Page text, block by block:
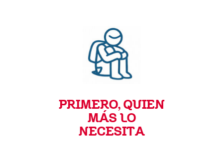
PRIMERO, QUIEN
MÁS LO
NECESITA